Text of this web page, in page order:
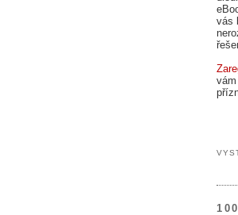
vás